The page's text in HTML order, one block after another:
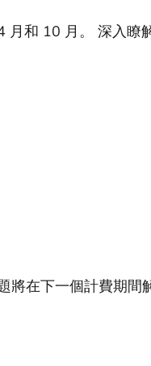
和 10 月。
深入瞭
在下一個計費期間